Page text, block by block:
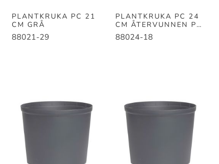
PLANTKRUKA PC 21
CM GRÅ
88021-29
PLANTKRUKA PC 24
CM ÅTERVUNNEN PC
SVART
88024-18